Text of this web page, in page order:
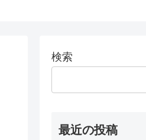
検索
最近の投稿